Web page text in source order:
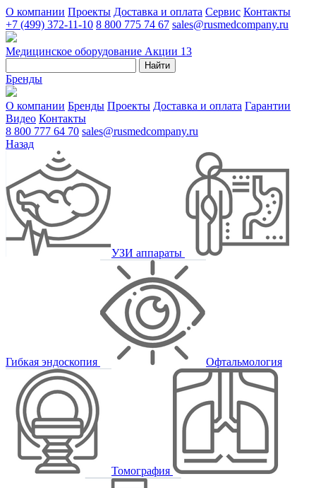
О компании Проекты Доставка и оплата Сервис Контакты
+7 (499) 372-11-10 8 800 775 74 67 sales@rusmedcompany.ru
Медицинское оборудование Акции 13
Найти
Бренды
О компании Бренды Проекты Доставка и оплата Гарантии
Видео Контакты
8 800 777 64 70 sales@rusmedcompany.ru
Назад
УЗИ аппараты
Гибкая эндоскопия Офтальмология
Томография